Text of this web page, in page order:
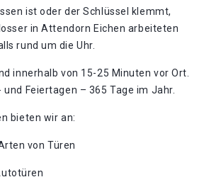
ist oder der Schlüssel klemmt,
in Attendorn Eichen arbeiteten
rund um die Uhr.
innerhalb von 15-25 Minuten vor Ort.
Feiertagen – 365 Tage im Jahr.
bieten wir an:
von Türen